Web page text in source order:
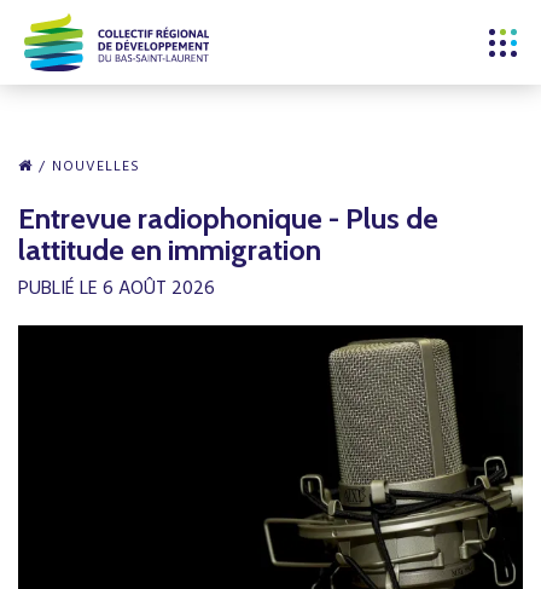
NOUVELLES
Entrevue radiophonique - Plus de
lattitude en immigration
PUBLIÉ LE 6 AOÛT 2026